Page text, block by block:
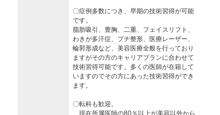
〇症例多数につき、早期の技術習得が可能
です。
脂肪吸引、豊胸、二重、フェイスリフト、
わきが多汗症、プチ整形、医療レーザー、
輪郭形成など、美容医療全般を行っており
ますがその方のキャリアプランに合わせて
技術習得可能です。多くの医師が在籍して
いますのでその方にあった技術習得ができ
ます。
〇転科も歓迎。